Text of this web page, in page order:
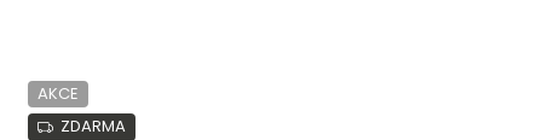
AKCE
ZDARMA